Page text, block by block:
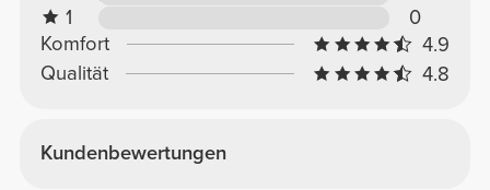
1
0
Komfort
4.9
Qualität
4.8
Kundenbewertungen